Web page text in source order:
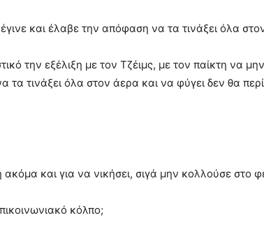
και έλαβε την απόφαση να τα τινάξει όλα
την εξέλιξη με τον Τζέιμς, με τον παίκτη να
τα τινάξει όλα στον άερα και να φύγει δεν θα
και για να νικήσει, σιγά μην κολλούσε στο
κόλπο;